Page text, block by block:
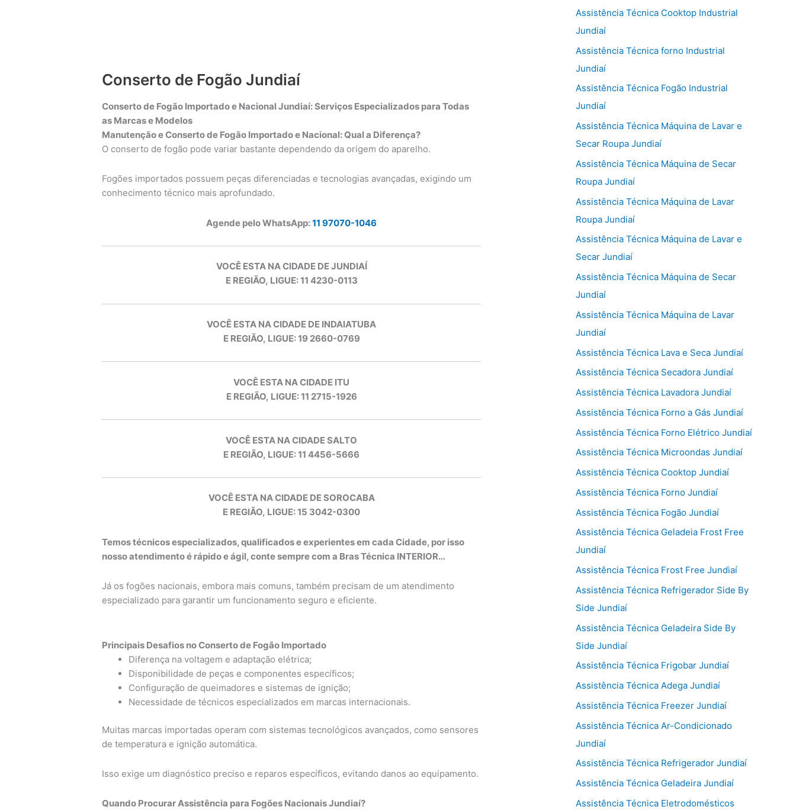
Conserto de Fogão Jundiaí
Conserto de Fogão Importado e Nacional Jundiaí: Serviços Especializados para Todas
as Marcas e Modelos
Manutenção e Conserto de Fogão Importado e Nacional: Qual a Diferença?
O conserto de fogão pode variar bastante dependendo da origem do aparelho.
Fogões importados possuem peças diferenciadas e tecnologias avançadas, exigindo um
conhecimento técnico mais aprofundado.
Agende pelo WhatsApp:11 97070-1046
VOCÊ ESTA NA CIDADE DE JUNDIAÍ
E REGIÃO, LIGUE: 11 4230-0113
VOCÊ ESTA NA CIDADE DE INDAIATUBA
E REGIÃO, LIGUE: 19 2660-0769
VOCÊ ESTA NA CIDADE ITU
E REGIÃO, LIGUE: 11 2715-1926
VOCÊ ESTA NA CIDADE SALTO
E REGIÃO, LIGUE: 11 4456-5666
VOCÊ ESTA NA CIDADE DE SOROCABA
E REGIÃO, LIGUE: 15 3042-0300
Temos técnicos especializados, qualificados e experientes em cada Cidade, por isso
nosso atendimento é rápido e ágil, conte sempre com a Bras Técnica INTERIOR…
Já os fogões nacionais, embora mais comuns, também precisam de um atendimento
especializado para garantir um funcionamento seguro e eficiente.
Principais Desafios no Conserto de Fogão Importado
Diferença na voltagem e adaptação elétrica;
Disponibilidade de peças e componentes específicos;
Configuração de queimadores e sistemas de ignição;
Necessidade de técnicos especializados em marcas internacionais.
Muitas marcas importadas operam com sistemas tecnológicos avançados, como sensores
de temperatura e ignição automática.
Isso exige um diagnóstico preciso e reparos específicos, evitando danos ao equipamento.
Quando Procurar Assistência para Fogões Nacionais Jundiaí?
Assistência Técnica Cooktop Industrial
Jundiaí
Assistência Técnica forno Industrial
Jundiaí
Assistência Técnica Fogão Industrial
Jundiaí
Assistência Técnica Máquina de Lavar e
Secar Roupa Jundiaí
Assistência Técnica Máquina de Secar
Roupa Jundiaí
Assistência Técnica Máquina de Lavar
Roupa Jundiaí
Assistência Técnica Máquina de Lavar e
Secar Jundiaí
Assistência Técnica Máquina de Secar
Jundiaí
Assistência Técnica Máquina de Lavar
Jundiaí
Assistência Técnica Lava e Seca Jundiaí
Assistência Técnica Secadora Jundiaí
Assistência Técnica Lavadora Jundiaí
Assistência Técnica Forno a Gás Jundiaí
Assistência Técnica Forno Elétrico Jundiaí
Assistência Técnica Microondas Jundiaí
Assistência Técnica Cooktop Jundiaí
Assistência Técnica Forno Jundiaí
Assistência Técnica Fogão Jundiaí
Assistência Técnica Geladeia Frost Free
Jundiaí
Assistência Técnica Frost Free Jundiaí
Assistência Técnica Refrigerador Side By
Side Jundiaí
Assistência Técnica Geladeira Side By
Side Jundiaí
Assistência Técnica Frigobar Jundiaí
Assistência Técnica Adega Jundiaí
Assistência Técnica Freezer Jundiaí
Assistência Técnica Ar-Condicionado
Jundiaí
Assistência Técnica Refrigerador Jundiaí
Assistência Técnica Geladeira Jundiaí
Assistência Técnica Eletrodomésticos